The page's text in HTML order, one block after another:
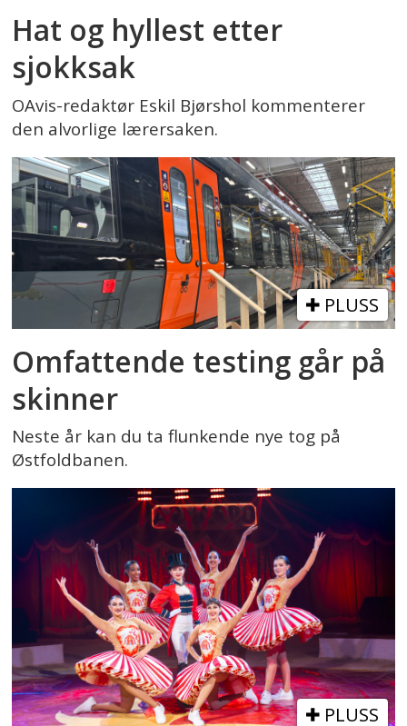
Hat og hyllest etter
sjokksak
OAvis-redaktør Eskil Bjørshol kommenterer
den alvorlige lærersaken.
PLUSS
Omfattende testing går på
skinner
Neste år kan du ta flunkende nye tog på
Østfoldbanen.
PLUSS